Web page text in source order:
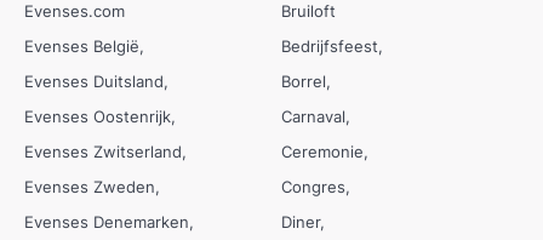
Evenses.com
Evenses België
Evenses Duitsland
Evenses Oostenrijk
Evenses Zwitserland
Evenses Zweden
Evenses Denemarken
Bruiloft
Bedrijfsfeest
Borrel
Carnaval
Ceremonie
Congres
Diner